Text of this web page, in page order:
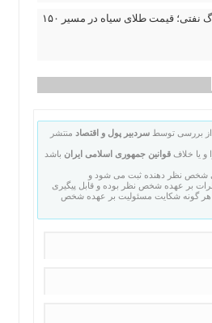
هشدار بزرگ نفتی؛ قیمت طلای سیاه در مسیر ۱۵۰
بررسی توسط سردبیر پول و اقتصادمنتشر
و یا خلاف قوانین جمهوری اسلامی ایران باشد
شخص نظر دهنده ثبت می شود و
بر عهده شخص نظر بوده و قابل پیگیری
گونه شکایت مسئولیت بر عهده شخص